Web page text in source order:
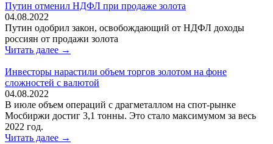
Путин отменил НДФЛ при продаже золота
04.08.2022
Путин одобрил закон, освобождающий от НДФЛ доходы
россиян от продажи золота
Читать далее →
Инвесторы нарастили объем торгов золотом на фоне
сложностей с валютой
04.08.2022
В июле объем операций с драгметаллом на спот-рынке
Мосбиржи достиг 3,1 тонны. Это стало максимумом за весь
2022 год.
Читать далее →